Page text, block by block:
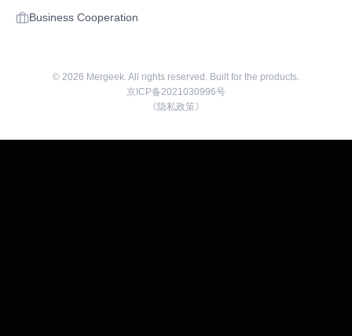
Business Cooperation
© 2026 Mergeek. All rights reserved. Built for the products.
京ICP备2021030996号
《隐私政策》